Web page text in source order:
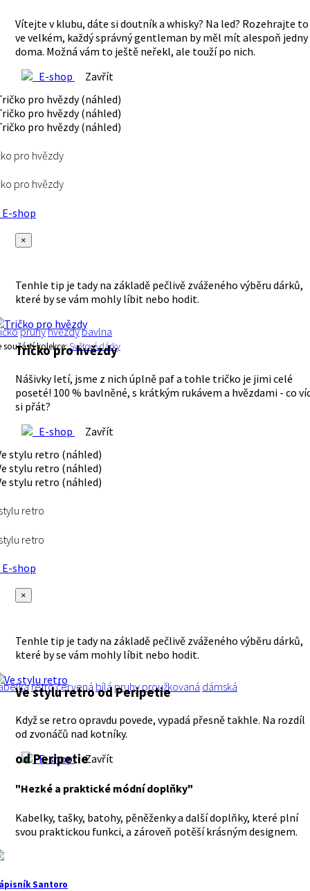
Vítejte v klubu, dáte si doutník a whisky? Na led? Rozehrajte to
ve velkém, každý správný gentleman by měl mít alespoň jedny
doma. Možná vám to ještě neřekl, ale touží po nich.
E-shop
Zavřít
pro hvězdy
pro hvězdy
shop
×
Tenhle tip je tady na základě pečlivě zváženého výběru dárků,
které by se vám mohly líbit nebo hodit.
pruhyhvězdy bavlna
součástí kolekce:Světové dárky
Tričko pro hvězdy
Nášivky letí, jsme z nich úplně paf a tohle tričko je jimi celé
poseté! 100 % bavlněné, s krátkým rukávem a hvězdami - co
si přát?
E-shop
Zavřít
retro
retro
shop
×
Tenhle tip je tady na základě pečlivě zváženého výběru dárků,
které by se vám mohly líbit nebo hodit.
retročervená bílá pruhy proužkovaná dámská
Ve stylu retro od Peripetie
Když se retro opravdu povede, vypadá přesně takhle. Na rozdíl
od zvonáčů nad kotníky.
E-shop Zavřít
od Peripetie
"Hezké a praktické módní doplňky"
Kabelky, tašky, batohy, pěněženky a další doplňky, které plní
svou praktickou funkci, a zároveň potěší krásným designem.
Santoro